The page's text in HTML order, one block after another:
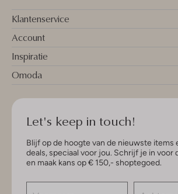
Klantenservice
Account
Inspiratie
Omoda
Let's keep in touch!
Blijf op de hoogte van de nieuwste items
deals, speciaal voor jou. Schrijf je in voor
en maak kans op € 150,- shoptegoed.